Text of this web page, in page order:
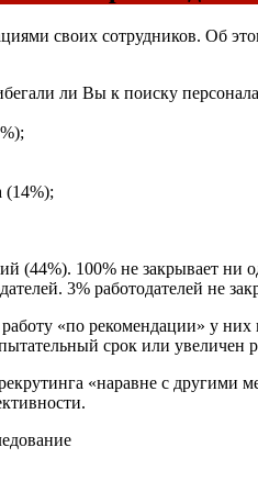
своих сотрудников. Об
ли Вы к поиску
(14%);
(44%). 100% не закрывает
3% работодателей не
«по рекомендации» у
срок или увеличен
«наравне с